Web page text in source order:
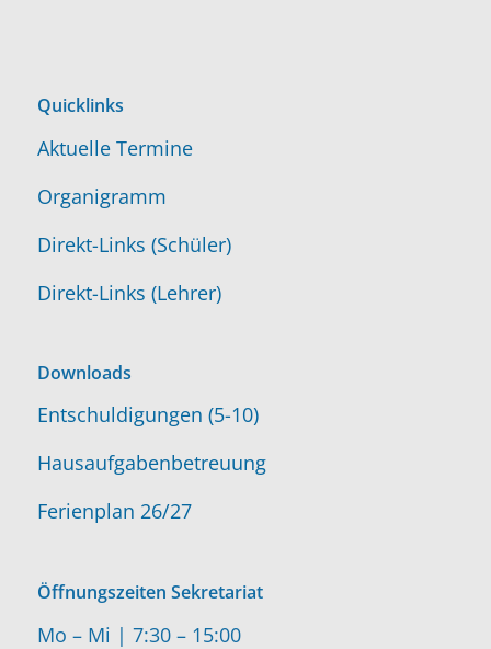
Quicklinks
Aktuelle Termine
Organigramm
Direkt-Links (Schüler)
Direkt-Links (Lehrer)
Downloads
Entschuldigungen (5-10)
Hausaufgabenbetreuung
Ferienplan 26/27
Öffnungszeiten Sekretariat
Mo – Mi | 7:30 – 15:00